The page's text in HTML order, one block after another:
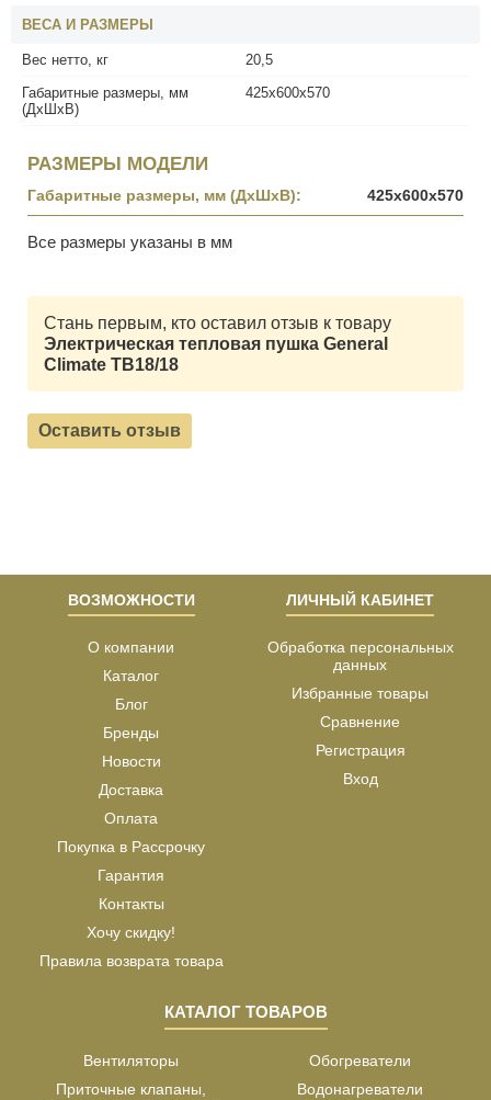
ВЕСА И РАЗМЕРЫ
Вес нетто, кг
20,5
Габаритные размеры, мм
(ДхШхВ)
425x600x570
РАЗМЕРЫ МОДЕЛИ
Габаритные размеры, мм (ДхШхВ): 425x600x570
Все размеры указаны в мм
Стань первым, кто оставил отзыв к товару
Электрическая тепловая пушка General
Climate ТВ18/18
Оставить отзыв
ВОЗМОЖНОСТИ
О компании
Каталог
Блог
Бренды
Новости
Доставка
Оплата
Покупка в Рассрочку
Гарантия
Контакты
Хочу скидку!
Правила возврата товара
ЛИЧНЫЙ КАБИНЕТ
Обработка персональных
данных
Избранные товары
Сравнение
Регистрация
Вход
КАТАЛОГ ТОВАРОВ
Вентиляторы
Приточные клапаны,
Обогреватели
Водонагреватели